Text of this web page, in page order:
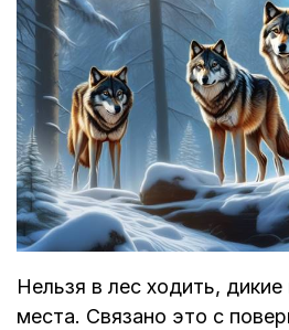
Нельзя в лес ходить,
места. Связано это с